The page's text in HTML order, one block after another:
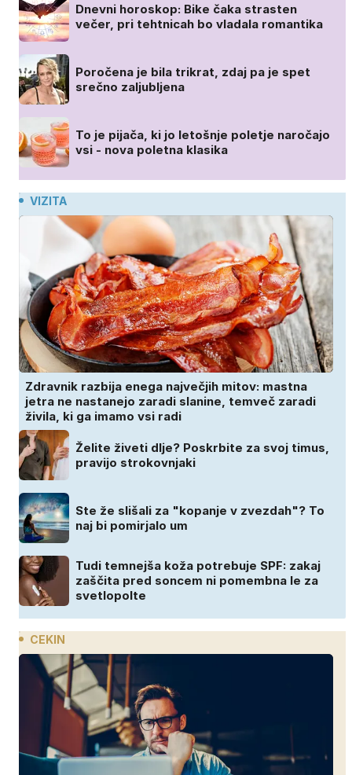
Dnevni horoskop: Bike čaka strasten
večer, pri tehtnicah bo vladala romantika
Poročena je bila trikrat, zdaj pa je spet
srečno zaljubljena
To je pijača, ki jo letošnje poletje naročajo
vsi - nova poletna klasika
VIZITA
Zdravnik razbija enega največjih mitov: mastna
jetra ne nastanejo zaradi slanine, temveč zaradi
živila, ki ga imamo vsi radi
Želite živeti dlje? Poskrbite za svoj timus,
pravijo strokovnjaki
Ste že slišali za "kopanje v zvezdah"? To
naj bi pomirjalo um
Tudi temnejša koža potrebuje SPF: zakaj
zaščita pred soncem ni pomembna le za
svetlopolte
CEKIN